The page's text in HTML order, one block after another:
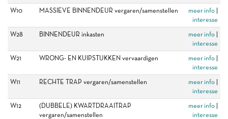
W10
MASSIEVE BINNENDEUR vergaren/samenstellen meer info
interesse
W28
BINNENDEUR inkasten meer info
interesse
W21
WRONG- EN KUIPSTUKKEN vervaardigen meer info
interesse
W11
RECHTE TRAP vergaren/samenstellen meer info
interesse
W12
(DUBBELE) KWARTDRAAITRAP
vergaren/samenstellen
meer info
interesse